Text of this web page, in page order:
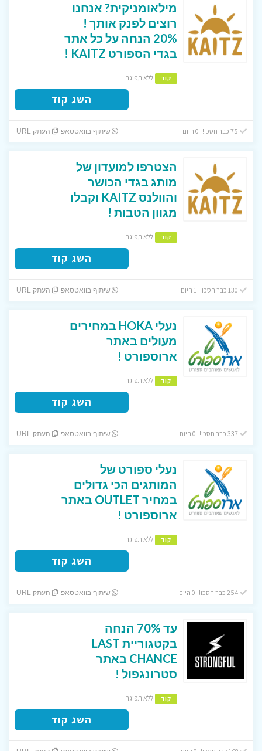
מילאומניקית? אנחנו
רוצים לפנק אותך !
20% הנחה על כל אתר
בגדי הספורט KAITZ !
קוד ללא תפוגה
השג קוד
שיתוף בוואטסאפ העתק URL
הצטרפו למועדון של
מותג בגדי הכושר
והוולנס KAITZ וקבלו
מגוון הטבות !
קוד ללא תפוגה
השג קוד
שיתוף בוואטסאפ העתק URL
נעלי HOKA במחירים
מעולים באתר
ארוספורט !
קוד ללא תפוגה
השג קוד
שיתוף בוואטסאפ העתק URL
נעלי ספורט של
המותגים הכי גדולים
במחיר OUTLET באתר
ארוספורט !
קוד ללא תפוגה
השג קוד
254 כבר חסכו! 0 היום שיתוף בוואטסאפ העתק URL
עד 70% הנחה
בקטגוריית LAST
CHANCE באתר
סטרונגפול !
קוד ללא תפוגה
השג קוד